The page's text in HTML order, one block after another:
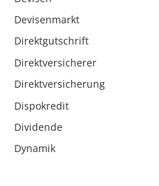
Devisenmarkt
Direktgutschrift
Direktversicherer
Direktversicherung
Dispokredit
Dividende
Dynamik